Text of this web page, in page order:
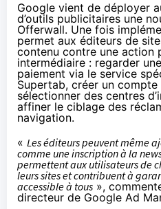
Google vient de déployer
d’outils publicitaires une
Offerwall. Une fois
permet aux éditeurs de
contenu contre une action
intermédiaire : regarder
paiement via le service
Supertab, créer un compte
sélectionner des centres
affiner le ciblage des
navigation.
« Les éditeurs peuvent même
comme une inscription à la
permettent aux utilisateurs de
leurs sites et contribuent à
accessible à tous »,
directeur de Google Ad